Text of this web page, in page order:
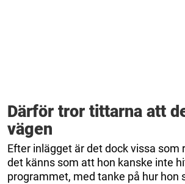
Därför tror tittarna att
vägen
Efter inlägget är det dock vissa som
det känns som att hon kanske inte
programmet, med tanke på hur hon